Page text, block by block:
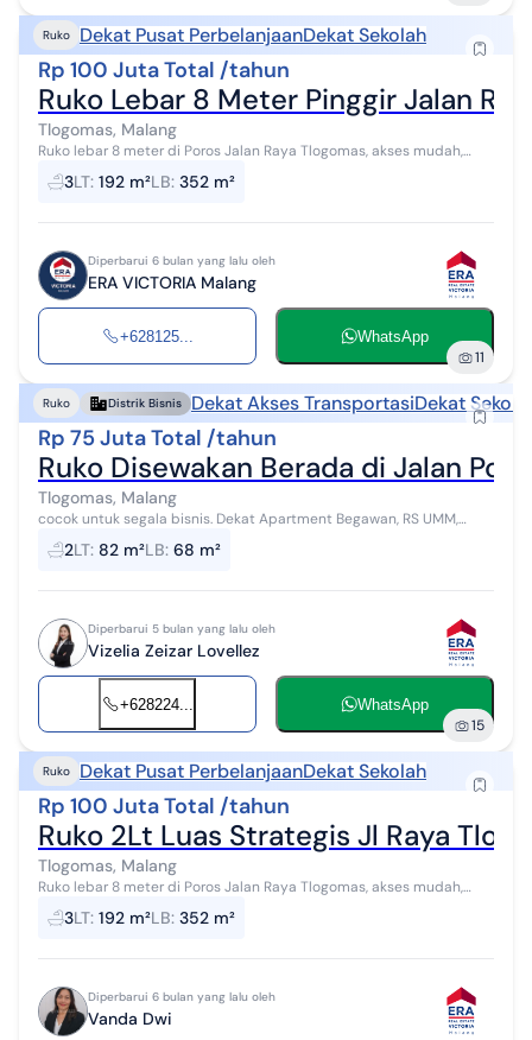
Ruko Dekat Pusat PerbelanjaanDekat Sekolah
Rp 100 Juta Total /tahun
Ruko Lebar 8 Meter Pinggir Jalan
Tlogomas, Malang
Ruko lebar 8 meter di Poros Jalan Raya Tlogomas, akses mudah,
jalan ramai, potensi pelanggan besar, cocok untuk segala usaha. > 2
Menit ke Aparte...
3LT: 192 m²LB: 352 m²
Diperbarui 6 bulan yang lalu oleh
ERA VICTORIA Malang
+628125... WhatsApp
11
Ruko Distrik Bisnis Dekat Akses TransportasiDekat
Rp 75 Juta Total /tahun
Ruko Disewakan Berada di Jalan
Tlogomas, Malang
cocok untuk segala bisnis. Dekat Apartment Begawan, RS UMM,
Kampus UMM, Terminal Landungsari Spesifikasi : Legalitas : SHM
Luas tanah : 82 m2 Dime...
2LT: 82 m²LB: 68 m²
Diperbarui 5 bulan yang lalu oleh
Vizelia Zeizar Lovellez
+628224... WhatsApp
15
Ruko Dekat Pusat PerbelanjaanDekat Sekolah
Rp 100 Juta Total /tahun
Ruko 2Lt Luas Strategis Jl Raya
Tlogomas, Malang
Ruko lebar 8 meter di Poros Jalan Raya Tlogomas, akses mudah,
jalan ramai, potensi pelanggan besar, cocok untuk segala usaha. > 2
Menit ke Aparte...
3LT: 192 m²LB: 352 m²
Diperbarui 6 bulan yang lalu oleh
Vanda Dwi